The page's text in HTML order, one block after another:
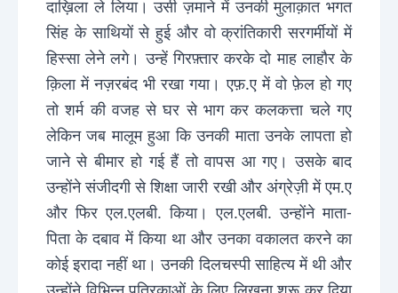
दाख़िला ले लिया। उसी ज़माने में उनकी मुलाक़ात भगत
सिंह के साथियों से हुई और वो क्रांतिकारी सरगर्मीयों में
हिस्सा लेने लगे। उन्हें गिरफ़्तार करके दो माह लाहौर के
क़िला में नज़रबंद भी रखा गया। एफ़.ए में वो फ़ेल हो गए
तो शर्म की वजह से घर से भाग कर कलकत्ता चले गए
लेकिन जब मालूम हुआ कि उनकी माता उनके लापता हो
जाने से बीमार हो गई हैं तो वापस आ गए। उसके बाद
उन्होंने संजीदगी से शिक्षा जारी रखी और अंग्रेज़ी में एम.ए
और फिर एल.एलबी. किया। एल.एलबी. उन्होंने माता-
पिता के दबाव में किया था और उनका वकालत करने का
कोई इरादा नहीं था। उनकी दिलचस्पी साहित्य में थी और